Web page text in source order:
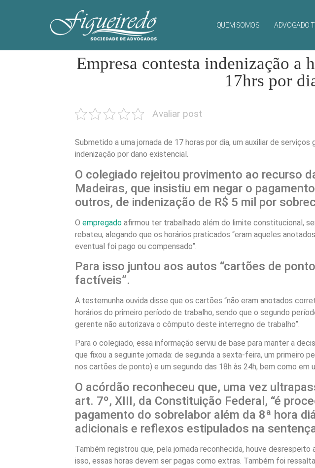
QUEM SOMOS ADVOGADO
Empresa contesta indenização a
17hrs por
Avaliar post
Submetido a uma jornada de 17 horas por dia, um auxiliar de
indenização por dano existencial.
O colegiado rejeitou provimento ao recurso
Madeiras, que insistiu em negar o
outros, de indenização de R$ 5 mil por
O empregado afirmou ter trabalhado além do limite constitucional,
rebateu, alegando que os horários praticados “eram aqueles
eventual foi pago ou compensado”.
Para isso juntou aos autos “cartões de
factíveis”.
A testemunha ouvida disse que os cartões “não eram anotados
horários do primeiro período de trabalho, sendo que o segundo
gerente não autorizava o cômputo deste interregno de trabalho”.
Para o colegiado, essa informação serviu de base para manter a
que fixou a seguinte jornada: de segunda a sexta-feira, um primeiro
nos cartões de ponto) e um segundo das 18h às 24h, bem como em
O acórdão reconheceu que, uma vez
art. 7º, XIII, da Constituição Federal, “é
pagamento do sobrelabor além da 8ª hora
adicionais e reflexos estipulados na
Também registrou que, pela jornada reconhecida, houve
isso, essas horas devem ser pagas como extras. Também foi